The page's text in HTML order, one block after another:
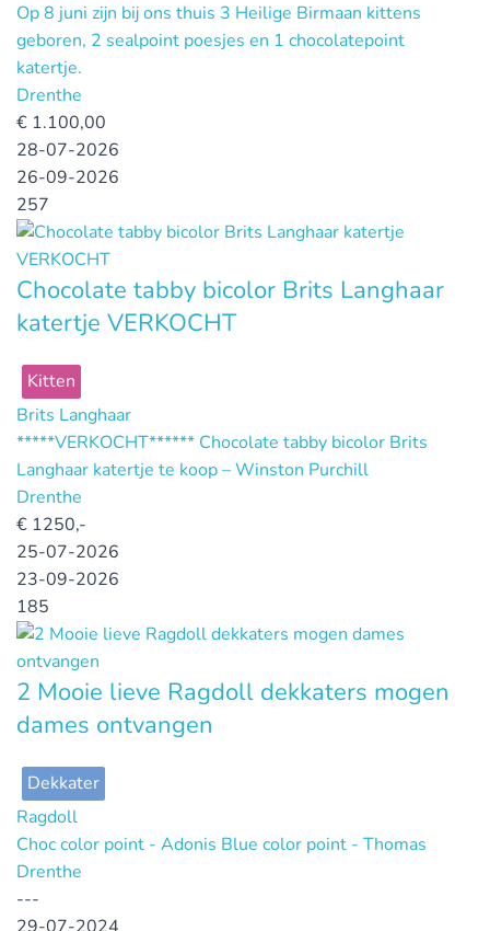
Op 8 juni zijn bij ons thuis 3 Heilige Birmaan kittens
geboren, 2 sealpoint poesjes en 1 chocolatepoint
katertje.
Drenthe
€ 1.100,00
28-07-2026
26-09-2026
257
Chocolate tabby bicolor Brits Langhaar
katertje VERKOCHT
Kitten
Brits Langhaar
*****VERKOCHT****** Chocolate tabby bicolor Brits
Langhaar katertje te koop – Winston Purchill
Drenthe
€ 1250,-
25-07-2026
23-09-2026
185
2 Mooie lieve Ragdoll dekkaters mogen
dames ontvangen
Dekkater
Ragdoll
Choc color point - Adonis Blue color point - Thomas
Drenthe
---